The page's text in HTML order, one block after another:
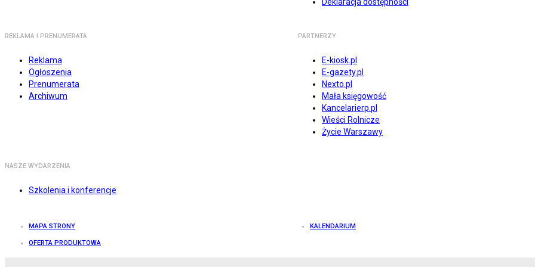
REKLAMA I PRENUMERATA
Reklama
Ogłoszenia
Prenumerata
Archiwum
PARTNERZY
E-kiosk.pl
E-gazety.pl
Nexto.pl
Mała księgowość
Kancelarierp.pl
Wieści Rolnicze
Życie Warszawy
NASZE WYDARZENIA
Szkolenia i konferencje
MAPA STRONY KALENDARIUM
OFERTA PRODUKTOWA